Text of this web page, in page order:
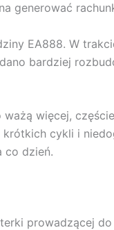
generować
EA888. W
bardziej
więcej,
cykli i
co dzień.
prowadzącej